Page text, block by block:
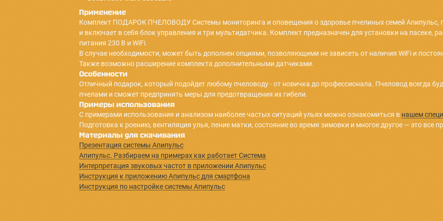
Беспроводная связь: Bluetooth 5.0 BLE
Питание: 2x ААА
Периодичность измерения: 1ч
Продолжительность работы на комплекте батареек: до 10 мес.
*функция переворота и сдвига в датчике реализована аппаратно, в приложении
в ближайшее время
Комплект может быть дополнен необходимым пчеловоду количеством дополнительных
датчик звука, температуры, влажности, переворота (мультидатчик)
датчик температуры и влажности (базовый)
весы пасечные базовые
Применение
Комплект ПОДАРОК ПЧЕЛОВОДУ Системы мониторинга и оповещения о здоровье
и включает в себя блок управления и три мультидатчика. Комплект предназначен для
В случае необходимости, может быть дополнен опциями, позволяющими не зависеть от